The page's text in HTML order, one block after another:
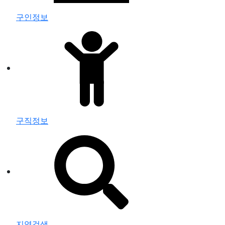
구인정보
구직정보